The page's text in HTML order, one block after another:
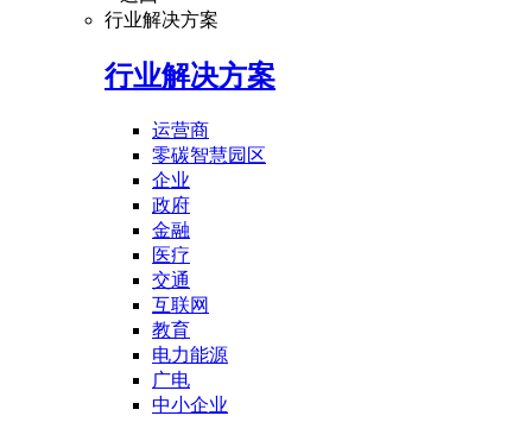
行业解决方案
行业解决方案
运营商
零碳智慧园区
企业
政府
金融
医疗
交通
互联网
教育
电力能源
广电
中小企业